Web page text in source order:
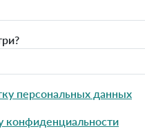
персональных данных
конфиденциальности